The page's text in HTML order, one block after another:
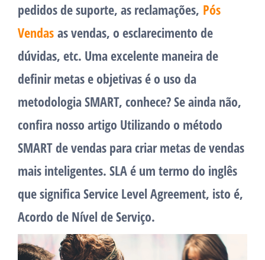
pedidos de suporte, as reclamações, Pós
Vendas as vendas, o esclarecimento de
dúvidas, etc. Uma excelente maneira de
definir metas e objetivas é o uso da
metodologia SMART, conhece? Se ainda não,
confira nosso artigo Utilizando o método
SMART de vendas para criar metas de vendas
mais inteligentes. SLA é um termo do inglês
que significa Service Level Agreement, isto é,
Acordo de Nível de Serviço.